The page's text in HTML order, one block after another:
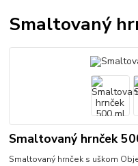
Smaltovaný
Smaltovaný hrnček
Smaltovaný hrnček s uškom